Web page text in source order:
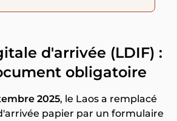
d'arrivée (LDIF) :
obligatoire
2025, le Laos a remplacé
papier par un formulaire